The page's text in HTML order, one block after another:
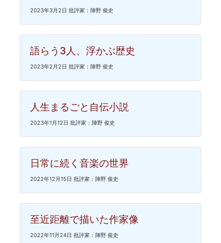
2023年3月2日 批評家：陣野 俊史
語らう3人、浮かぶ歴史
2023年2月2日 批評家：陣野 俊史
人生まるごと自伝小説
2023年1月12日 批評家：陣野 俊史
日常に続く音楽の世界
2022年12月15日 批評家：陣野 俊史
至近距離で描いた作家像
2022年11月24日 批評家：陣野 俊史